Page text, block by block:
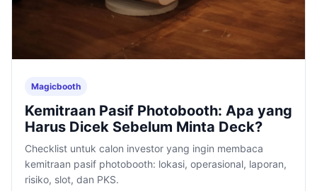
Magicbooth
Kemitraan Pasif Photobooth: Apa yang
Harus Dicek Sebelum Minta Deck?
Checklist untuk calon investor yang ingin membaca
kemitraan pasif photobooth: lokasi, operasional, laporan,
risiko, slot, dan PKS.